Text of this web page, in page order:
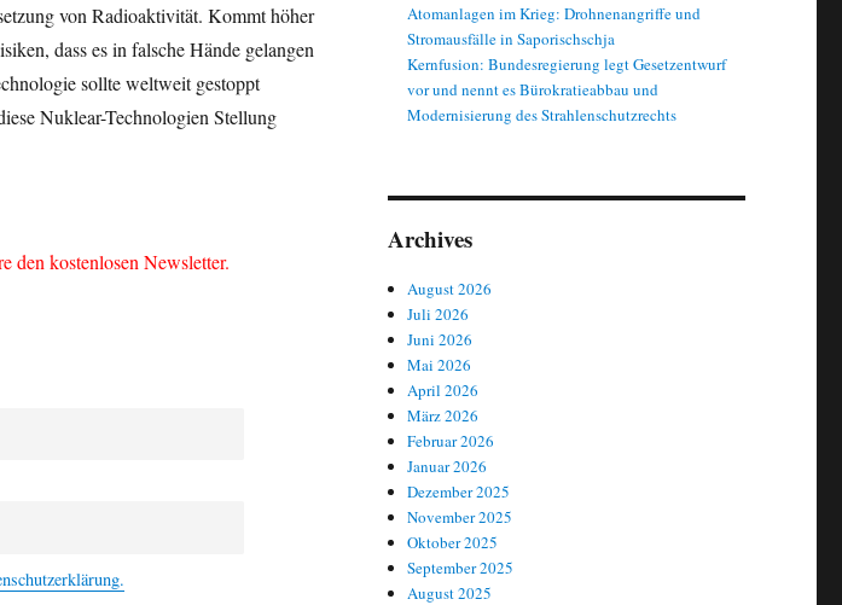
von Radioaktivität. Kommt höher
dass es in falsche Hände gelangen
sollte weltweit gestoppt
Nuklear-Technologien Stellung
den kostenlosen Newsletter.
Atomanlagen im Krieg: Drohnenangriffe und
Stromausfälle in Saporischschja
Kernfusion: Bundesregierung legt Gesetzentwurf
vor und nennt es Bürokratieabbau und
Modernisierung des Strahlenschutzrechts
Archives
August 2026
Juli 2026
Juni 2026
Mai 2026
April 2026
März 2026
Februar 2026
Januar 2026
Dezember 2025
November 2025
Oktober 2025
September 2025
August 2025